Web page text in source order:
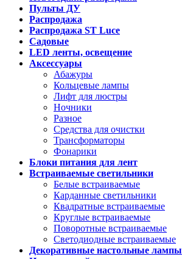
Пульты ДУ
Распродажа
Распродажа ST Luce
Садовые
LED ленты, освещение
Аксессуары
Абажуры
Кольцевые лампы
Лифт для люстры
Ночники
Разное
Средства для очистки
Трансформаторы
Фонарики
Блоки питания для лент
Встраиваемые светильники
Белые встраиваемые
Карданные светильники
Квадратные встраиваемые
Круглые встраиваемые
Поворотные встраиваемые
Светодиодные встраиваемые
Декоративные настольные лампы